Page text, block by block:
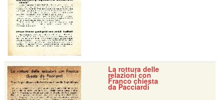
La rottura delle
relazioni con
Franco chiesta
da Pacciardi